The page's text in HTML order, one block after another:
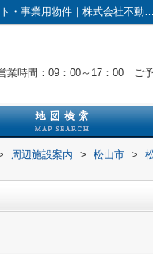
セブンイレブン いよてついよ立花駅店情報ページ｜松山市のテナント・事業用物件｜株式会社不動産ソリューション
業時間：09：00～17：00 ご
周辺施設案内 > 松山市 >